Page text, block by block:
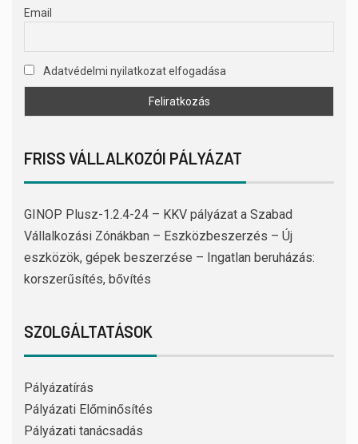
Email
Adatvédelmi nyilatkozat elfogadása
FRISS VÁLLALKOZÓI PÁLYÁZAT
GINOP Plusz-1.2.4-24 – KKV pályázat a Szabad
Vállalkozási Zónákban – Eszközbeszerzés – Új
eszközök, gépek beszerzése – Ingatlan beruházás:
korszerűsítés, bővítés
SZOLGÁLTATÁSOK
Pályázatírás
Pályázati Előminősítés
Pályázati tanácsadás